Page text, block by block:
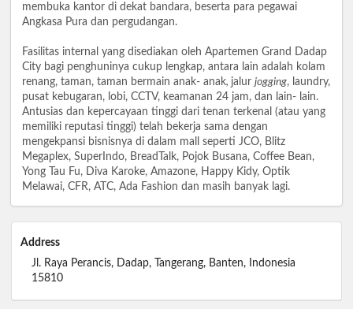
membuka kantor di dekat bandara, beserta para pegawai
Angkasa Pura dan pergudangan.
Fasilitas internal yang disediakan oleh Apartemen Grand Dadap
City bagi penghuninya cukup lengkap, antara lain adalah kolam
renang, taman, taman bermain anak- anak, jalur jogging, laundry,
pusat kebugaran, lobi, CCTV, keamanan 24 jam, dan lain- lain.
Antusias dan kepercayaan tinggi dari tenan terkenal (atau yang
memiliki reputasi tinggi) telah bekerja sama dengan
mengekpansi bisnisnya di dalam mall seperti JCO, Blitz
Megaplex, SuperIndo, BreadTalk, Pojok Busana, Coffee Bean,
Yong Tau Fu, Diva Karoke, Amazone, Happy Kidy, Optik
Melawai, CFR, ATC, Ada Fashion dan masih banyak lagi.
Address
Jl. Raya Perancis, Dadap, Tangerang, Banten, Indonesia
15810